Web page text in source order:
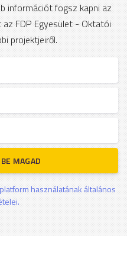
információt fogsz kapni az
az FDP Egyesület - Oktatói
projektjeiről.
MAGAD
használatának általános